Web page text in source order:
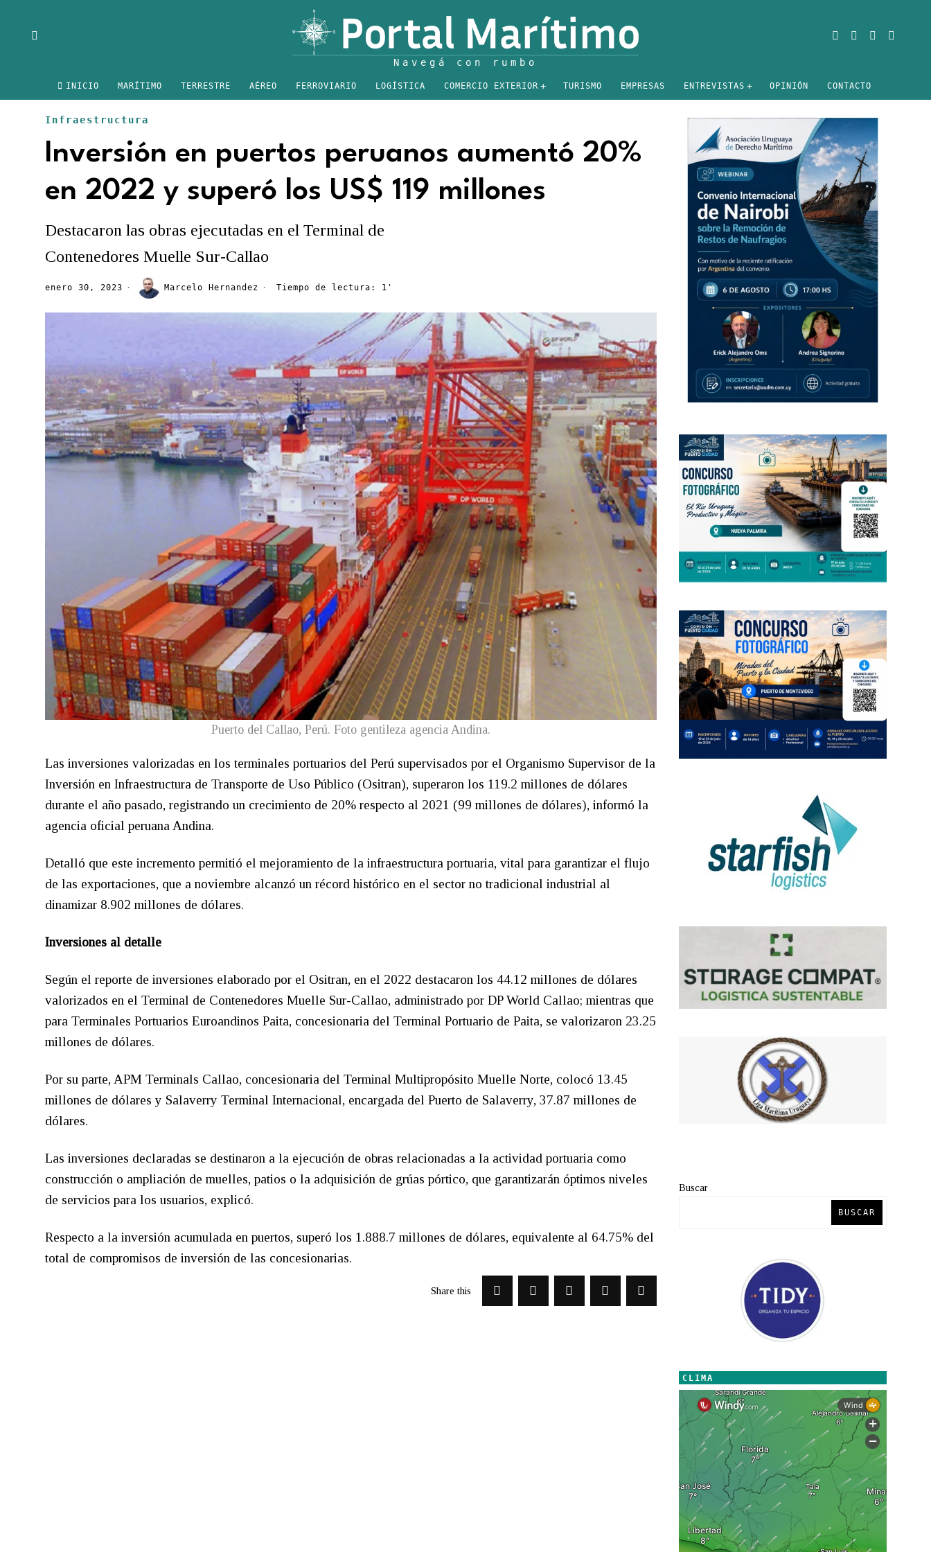
INICIO MARÍTIMO TERRESTRE AÉREO FERROVIARIO LOGÍSTICA COMERCIO EXTERIOR TURISMO EMPRESAS ENTREVISTAS OPINIÓN CONTACTO
Infraestructura
Inversión en puertos peruanos aumentó 20%
en 2022 y superó los US$ 119 millones
Destacaron las obras ejecutadas en el Terminal de
Contenedores Muelle Sur-Callao
enero 30, 2023 Marcelo Hernandez Tiempo de lectura: 1'
Puerto del Callao, Perú. Foto gentileza agencia Andina.
Las inversiones valorizadas en los terminales portuarios del Perú supervisados por el Organismo Supervisor de la
Inversión en Infraestructura de Transporte de Uso Público (Ositran), superaron los 119.2 millones de dólares
durante el año pasado, registrando un crecimiento de 20% respecto al 2021 (99 millones de dólares), informó la
agencia oficial peruana Andina.
Detalló que este incremento permitió el mejoramiento de la infraestructura portuaria, vital para garantizar el flujo
de las exportaciones, que a noviembre alcanzó un récord histórico en el sector no tradicional industrial al
dinamizar 8.902 millones de dólares.
Inversiones al detalle
Según el reporte de inversiones elaborado por el Ositran, en el 2022 destacaron los 44.12 millones de dólares
valorizados en el Terminal de Contenedores Muelle Sur-Callao, administrado por DP World Callao; mientras que
para Terminales Portuarios Euroandinos Paita, concesionaria del Terminal Portuario de Paita, se valorizaron 23.25
millones de dólares.
Por su parte, APM Terminals Callao, concesionaria del Terminal Multipropósito Muelle Norte, colocó 13.45
millones de dólares y Salaverry Terminal Internacional, encargada del Puerto de Salaverry, 37.87 millones de
dólares.
Las inversiones declaradas se destinaron a la ejecución de obras relacionadas a la actividad portuaria como
construcción o ampliación de muelles, patios o la adquisición de grúas pórtico, que garantizarán óptimos niveles
de servicios para los usuarios, explicó.
Respecto a la inversión acumulada en puertos, superó los 1.888.7 millones de dólares, equivalente al 64.75% del
total de compromisos de inversión de las concesionarias.
Share this
Buscar
BUSCAR
CLIMA